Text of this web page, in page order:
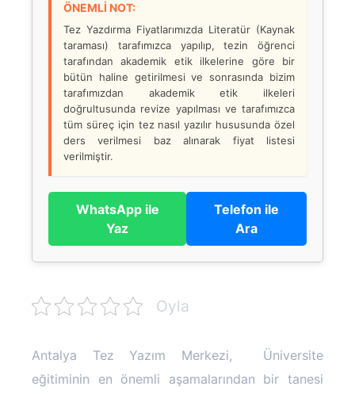
ÖNEMLİ NOT:
Tez Yazdırma Fiyatlarımızda Literatür (Kaynak
taraması) tarafımızca yapılıp, tezin öğrenci
tarafından akademik etik ilkelerine göre bir
bütün haline getirilmesi ve sonrasında bizim
tarafımızdan akademik etik ilkeleri
doğrultusunda revize yapılması ve tarafımızca
tüm süreç için tez nasıl yazılır hususunda özel
ders verilmesi baz alınarak fiyat listesi
verilmiştir.
WhatsApp ile
Yaz
Telefon ile
Ara
Oyla
Antalya Tez Yazım Merkezi, Üniversite
eğitiminin en önemli aşamalarından bir tanesi